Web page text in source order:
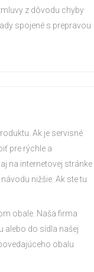
z dôvodu chyby
spojené s prepravou
Ak je servisné
pre rýchle a
na internetovej stránke
nižšie. Ak ste tu
obale. Naša firma
alebo do sídla našej
obalu